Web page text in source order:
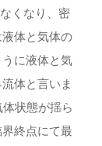
くなり、密
体と気体の
に液体と気
体と言いま
状態が揺ら
終点にて最